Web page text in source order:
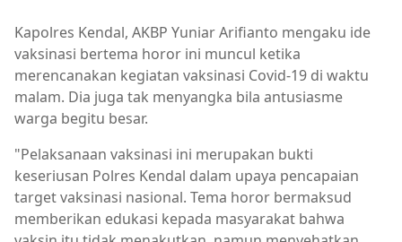
Kapolres Kendal, AKBP Yuniar Arifianto mengaku ide
vaksinasi bertema horor ini muncul ketika
merencanakan kegiatan vaksinasi Covid-19 di waktu
malam. Dia juga tak menyangka bila antusiasme
warga begitu besar.
"Pelaksanaan vaksinasi ini merupakan bukti
keseriusan Polres Kendal dalam upaya pencapaian
target vaksinasi nasional. Tema horor bermaksud
memberikan edukasi kepada masyarakat bahwa